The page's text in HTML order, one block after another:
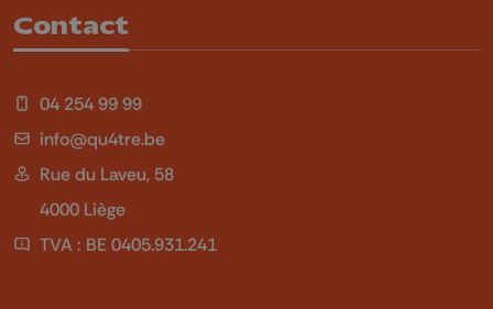
Contact
04 254 99 99
info@qu4tre.be
Rue du Laveu, 58
4000 Liège
TVA : BE 0405.931.241